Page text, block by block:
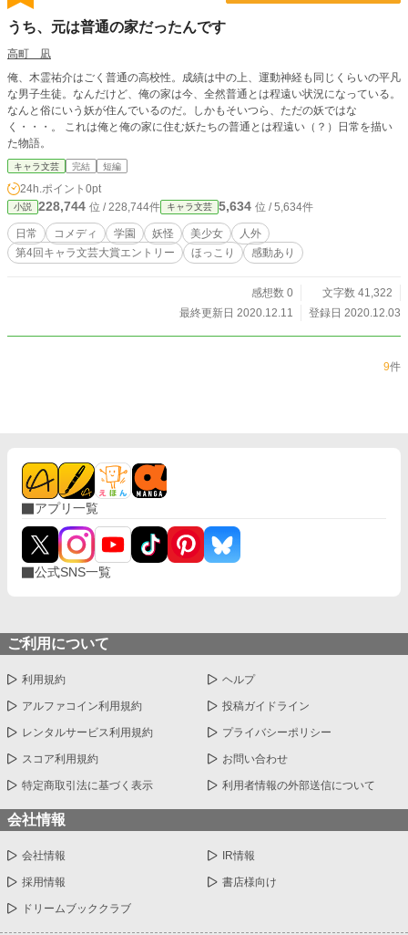
うち、元は普通の家だったんです
高町 凪
俺、木霊祐介はごく普通の高校性。成績は中の上、運動神経も同じくらいの平凡
な男子生徒。なんだけど、俺の家は今、全然普通とは程遠い状況になっている。
なんと俗にいう妖が住んでいるのだ。しかもそいつら、ただの妖ではな
く・・・。 これは俺と俺の家に住む妖たちの普通とは程遠い（？）日常を描い
た物語。
キャラ文芸 完結 短編
24h.ポイント 0pt
小説 228,744 位 / 228,744件 キャラ文芸 5,634 位 / 5,634件
日常 コメディ 学園 妖怪 美少女
人外
第4回キャラ文芸大賞エントリー
ほっこり 感動あり
感想数 0
文字数 41,322
最終更新日 2020.12.11
登録日 2020.12.03
9件
アプリ一覧
公式SNS一覧
ご利用について
利用規約 ヘルプ
アルファコイン利用規約 投稿ガイドライン
レンタルサービス利用規約 プライバシーポリシー
スコア利用規約 お問い合わせ
特定商取引法に基づく表示 利用者情報の外部送信について
会社情報
会社情報 IR情報
採用情報 書店様向け
ドリームブッククラブ